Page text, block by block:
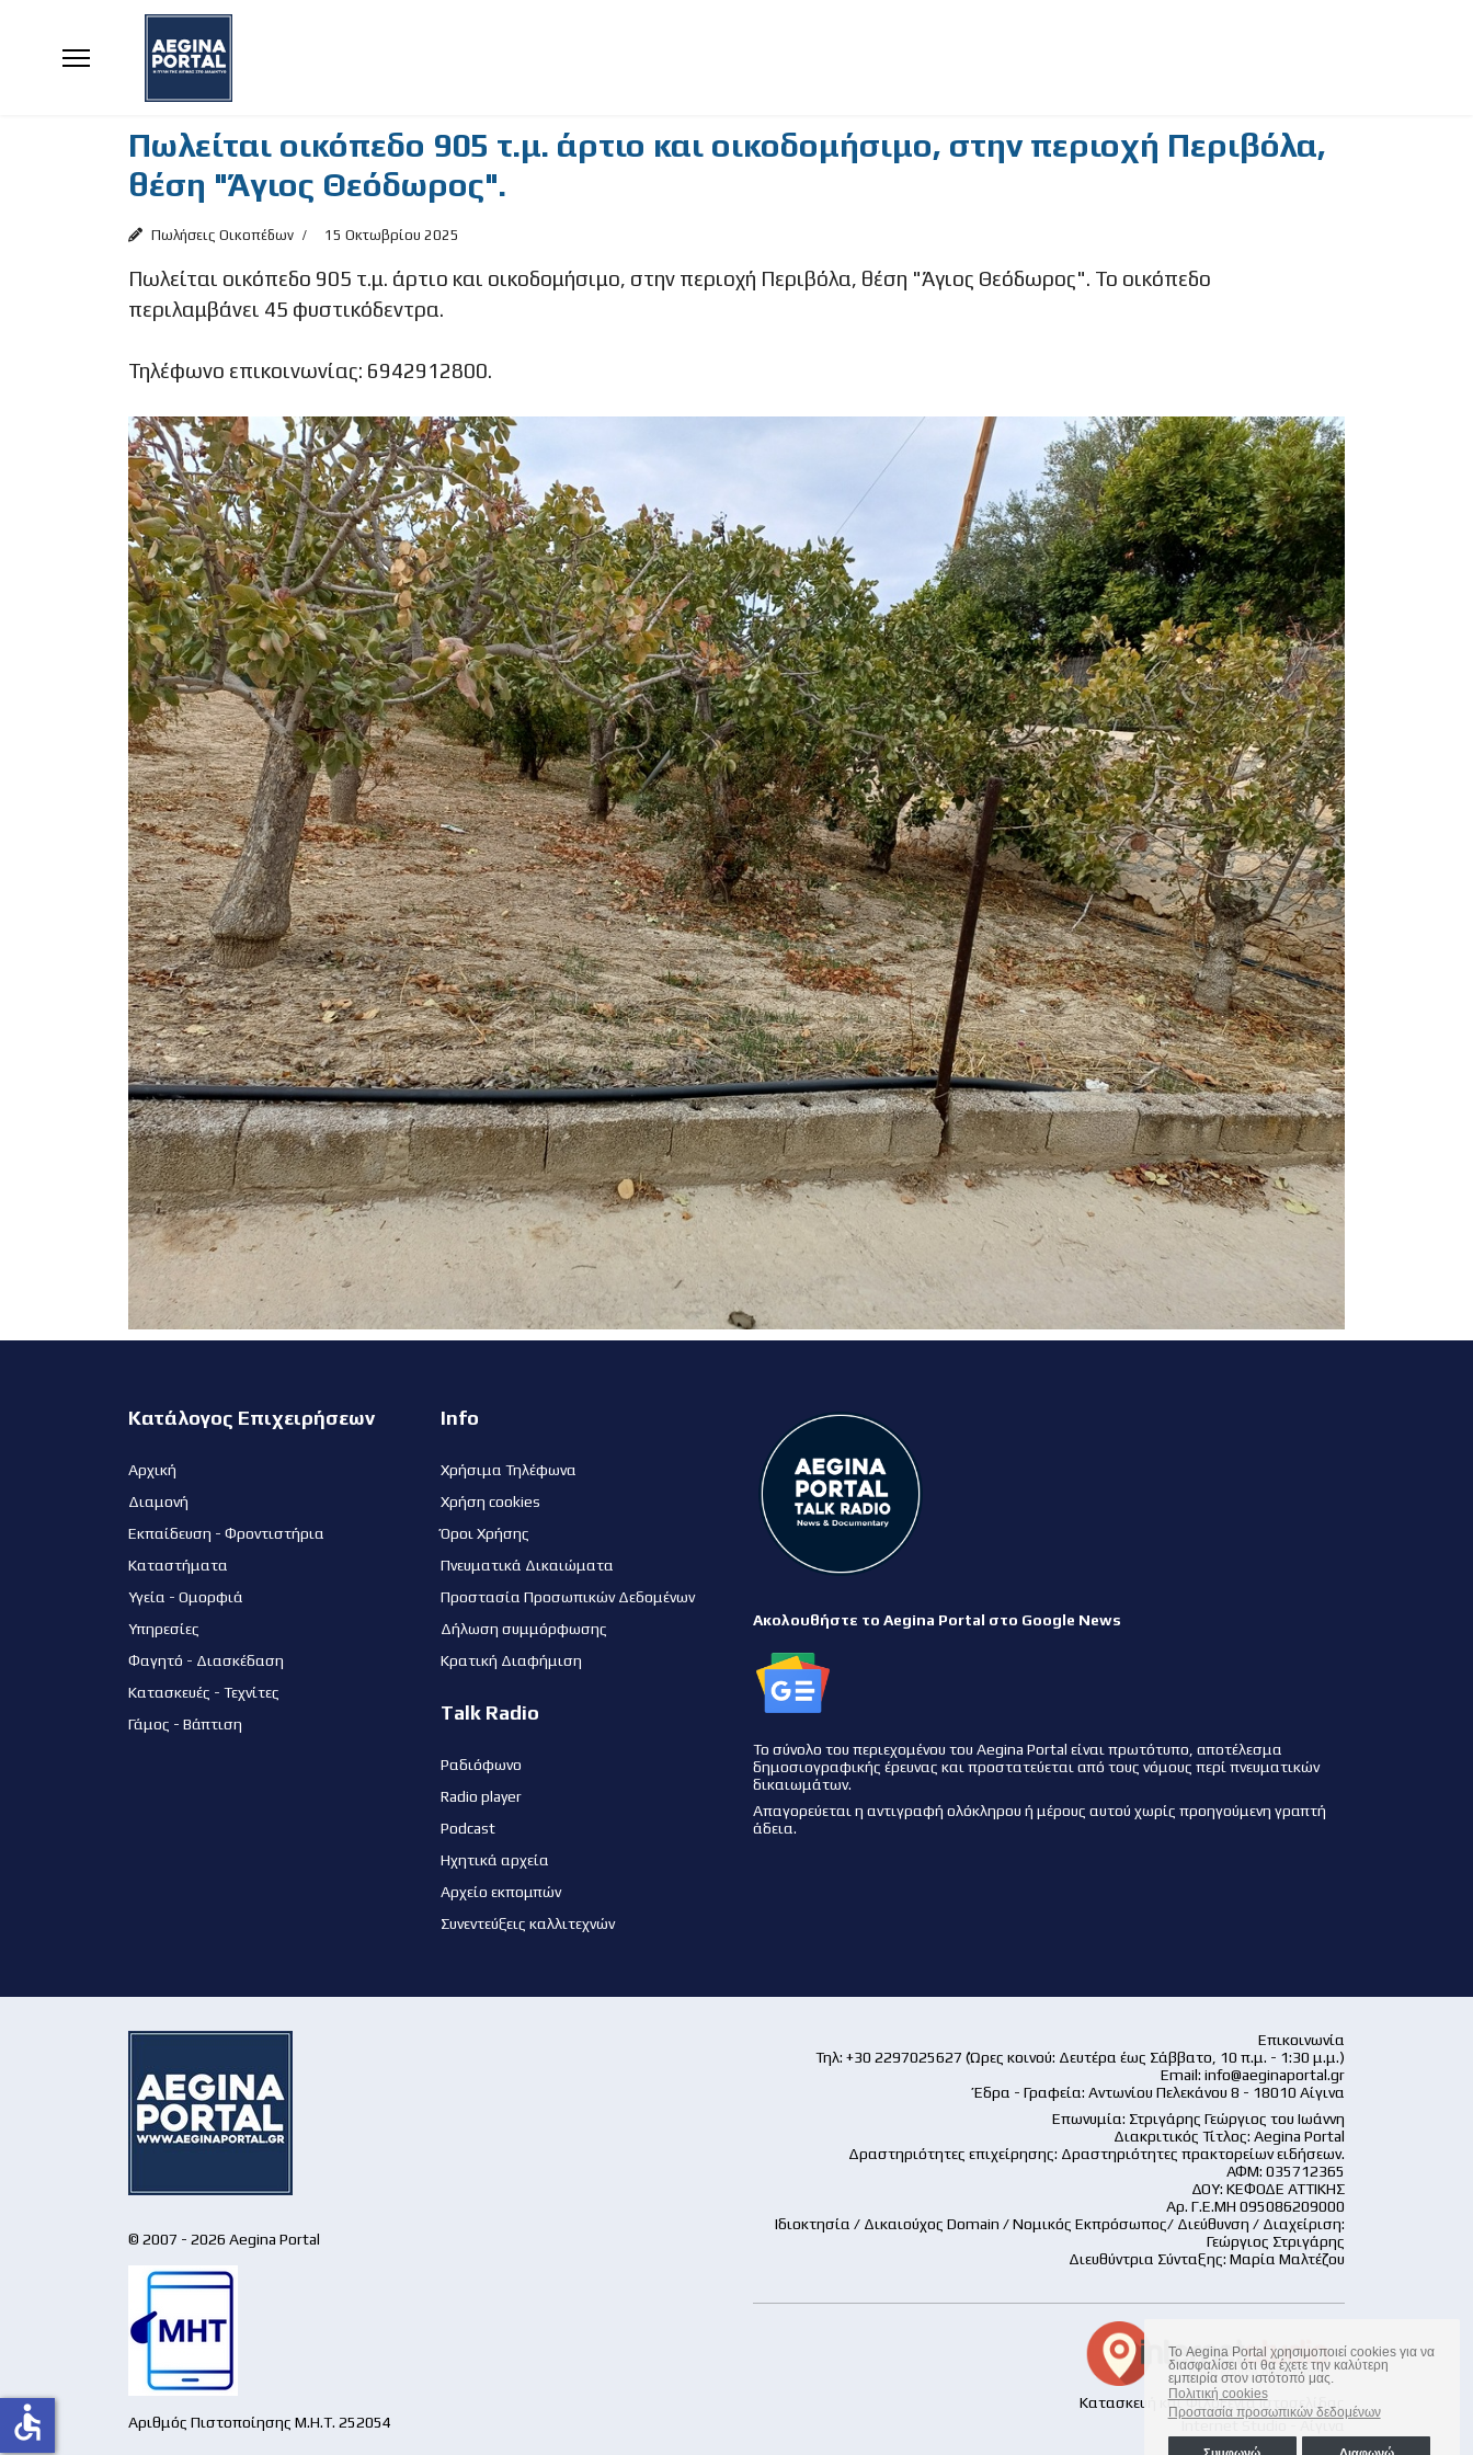
Το Aegina Portal χρησιμοποιεί cookies για να
διασφαλίσει ότι θα έχετε την καλύτερη
εμπειρία στον ιστότοπό μας.
Πολιτική cookies
Προστασία προσωπικών δεδομένων
Πωλείται οικόπεδο 905 τ.μ. άρτιο και οικοδομήσιμο, στην περιοχή Περιβόλα,
θέση "Άγιος Θεόδωρος".
Πωλήσεις Οικοπέδων 15 Οκτωβρίου 2025
Πωλείται οικόπεδο 905 τ.μ. άρτιο και οικοδομήσιμο, στην περιοχή Περιβόλα, θέση "Άγιος Θεόδωρος". Το οικόπεδο
περιλαμβάνει 45 φυστικόδεντρα.
Τηλέφωνο επικοινωνίας: 6942912800.
Κατάλογος Επιχειρήσεων
Αρχική
Διαμονή
Εκπαίδευση - Φροντιστήρια
Καταστήματα
Υγεία - Ομορφιά
Υπηρεσίες
Φαγητό - Διασκέδαση
Κατασκευές - Τεχνίτες
Γάμος - Βάπτιση
Info
Χρήσιμα Τηλέφωνα
Χρήση cookies
Όροι Χρήσης
Πνευματικά Δικαιώματα
Προστασία Προσωπικών Δεδομένων
Δήλωση συμμόρφωσης
Κρατική Διαφήμιση
Talk Radio
Ραδιόφωνο
Radio player
Podcast
Ηχητικά αρχεία
Αρχείο εκπομπών
Συνεντεύξεις καλλιτεχνών
Ακολουθήστε το Aegina Portal στο Google News
Το σύνολο του περιεχομένου του Aegina Portal είναι πρωτότυπο, αποτέλεσμα
δημοσιογραφικής έρευνας και προστατεύεται από τους νόμους περί πνευματικών
δικαιωμάτων.
Απαγορεύεται η αντιγραφή ολόκληρου ή μέρους αυτού χωρίς προηγούμενη γραπτή
άδεια.
© 2007 - 2026 Aegina Portal
Αριθμός Πιστοποίησης Μ.Η.Τ. 252054
Επικοινωνία
Τηλ: +30 2297025627 (Ώρες κοινού: Δευτέρα έως Σάββατο, 10 π.μ. - 1:30 μ.μ.)
Email: info@aeginaportal.gr
Έδρα - Γραφεία: Αντωνίου Πελεκάνου 8 - 18010 Αίγινα
Επωνυμία: Στριγάρης Γεώργιος του Ιωάννη
Διακριτικός Τίτλος: Aegina Portal
Δραστηριότητες επιχείρησης: Δραστηριότητες πρακτορείων ειδήσεων.
ΑΦΜ: 035712365
ΔΟΥ: ΚΕΦΟΔΕ ΑΤΤΙΚΗΣ
Αρ. Γ.Ε.ΜΗ 095086209000
Ιδιοκτησία / Δικαιούχος Domain / Νομικός Εκπρόσωπος/ Διεύθυνση / Διαχείριση:
Γεώργιος Στριγάρης
Διευθύντρια Σύνταξης: Μαρία Μαλτέζου
Κατασκευή και Φιλοξενία Ιστοσελίδας
Internet Studio - Αίγινα
accessible